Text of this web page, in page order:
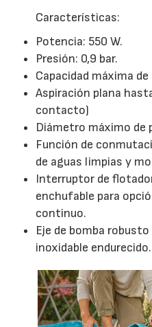
Características:
Potencia: 550 W.
Presión: 0,9 bar.
Capacidad máxima
Aspiración plana
contacto)
Diámetro máximo de
Función de
de aguas limpias y
Interruptor de
enchufable para
continuo.
Eje de bomba
inoxidable endurecido.